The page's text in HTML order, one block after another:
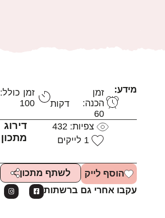
מידע:
זמן
הכנה:
60
דקות
זמן כולל:
100
צפיות:432
1 לייקים
דירוג
מתכון
הוסף לייק לשתף מתכון
עקבו אחרי גם ברשתות